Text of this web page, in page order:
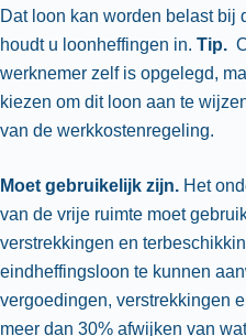
Dat loon kan worden belast bij
houdt u loonheffingen in. Tip.
werknemer zelf is opgelegd,
kiezen om dit loon aan te
van de werkkostenregeling.
Moet gebruikelijk zijn. Het
van de vrije ruimte moet
verstrekkingen en
eindheffingsloon te kunnen
vergoedingen, verstrekkingen
meer dan 30% afwijken van